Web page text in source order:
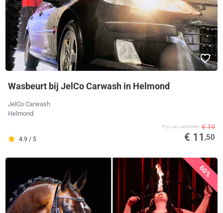
Wasbeurt bij JelCo Carwash in Helmond
JelCo Carwash
Helmond
4.9 / 5
Prijs van aanbieder € 19
€ 11 ,50
60%